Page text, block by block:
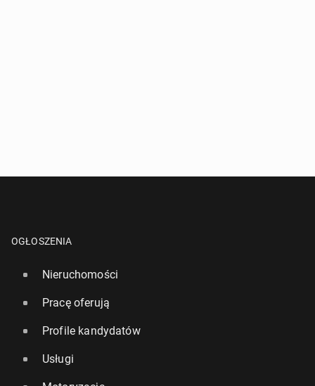
OGŁOSZENIA
Nieruchomości
Pracę oferują
Profile kandydatów
Usługi